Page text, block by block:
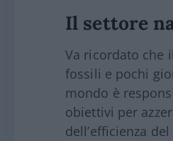
Il settore
Va ricordato che
fossili e pochi
mondo è
obiettivi per
dell’efficienza